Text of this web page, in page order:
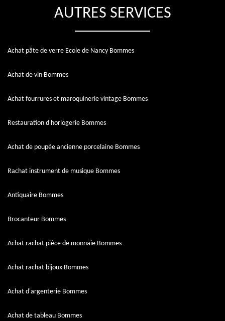
AUTRES SERVICES
Achat pâte de verre Ecole de Nancy Bommes
Achat de vin Bommes
Achat fourrures et maroquinerie vintage Bommes
Restauration d'horlogerie Bommes
Achat de poupée ancienne porcelaine Bommes
Rachat instrument de musique Bommes
Antiquaire Bommes
Brocanteur Bommes
Achat rachat pièce de monnaie Bommes
Achat rachat bijoux Bommes
Achat d'argenterie Bommes
Achat de tableau Bommes